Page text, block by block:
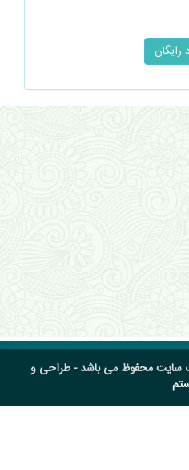
سایت محفوظ می باشد - طراحی و